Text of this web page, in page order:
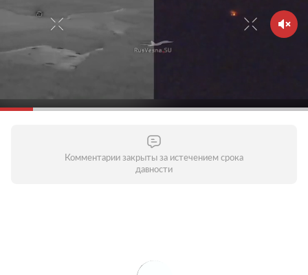
Комментарии закрыты за истечением срока
давности